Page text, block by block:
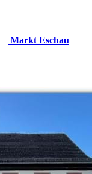
Markt Eschau